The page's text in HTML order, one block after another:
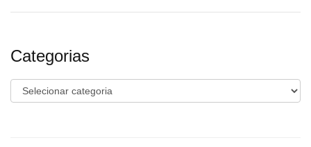
Categorias
Categorias